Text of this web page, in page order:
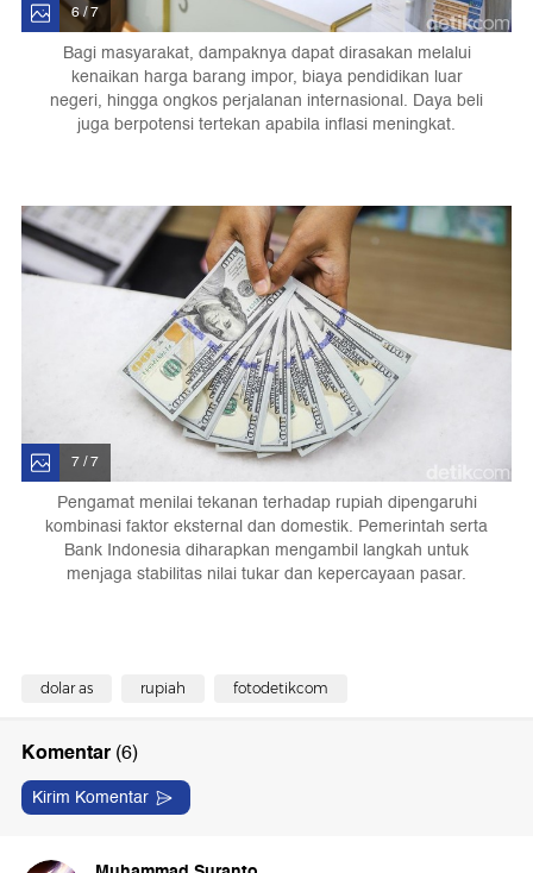
6 / 7
Bagi masyarakat, dampaknya dapat dirasakan melalui
kenaikan harga barang impor, biaya pendidikan luar
negeri, hingga ongkos perjalanan internasional. Daya beli
juga berpotensi tertekan apabila inflasi meningkat.
7 / 7
Pengamat menilai tekanan terhadap rupiah dipengaruhi
kombinasi faktor eksternal dan domestik. Pemerintah serta
Bank Indonesia diharapkan mengambil langkah untuk
menjaga stabilitas nilai tukar dan kepercayaan pasar.
dolar as rupiah fotodetikcom